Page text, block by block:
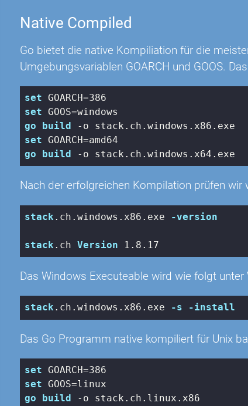
Native Compiled
Go bietet die native Kompiliation für die
Umgebungsvariablen GOARCH und GOOS.
set GOARCH=386
set
go
build
set
go
build
Nach der erfolgreichen Kompilation prüfen
stack .ch .windows .x86 .exe -version
stack .ch Version 1 .8 .17
Das Windows Executeable wird wie folgt
stack .ch .windows .x86 .exe -s -install
Das Go Programm native kompiliert für Unix
set GOARCH=386
set
go
build